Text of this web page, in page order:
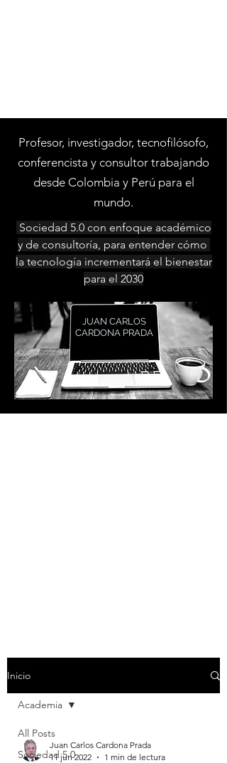
Profesor, investigador, tecnofilósofo,
conferencista y consultor trabajando
desde Colombia y Perú para el
mundo.
Sociedad 5.0 con enfoque académico
y de consultoría, para entender cómo
la tecnología incrementará el bienestar
para el 2030
JUAN CARLOS
CARDONA PRADA
Inicio
All Posts
Sociedad 5.0
Academia
Juan Carlos Cardona Prada
11 jun 2022
1 min de lectura